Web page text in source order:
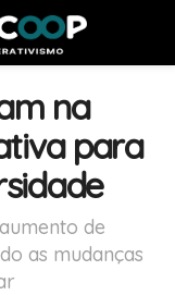
na
para
de
as mudanças